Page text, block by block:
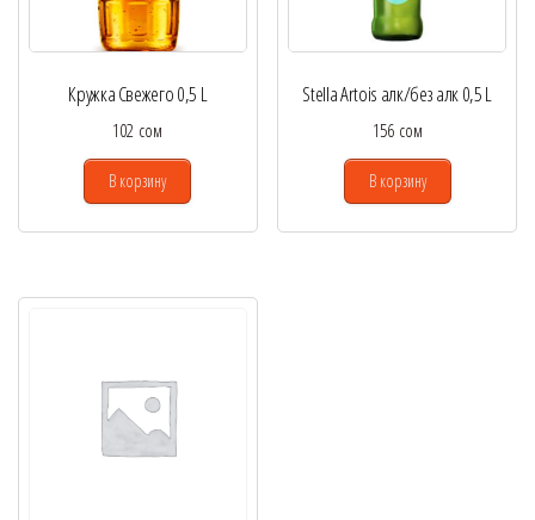
Кружка Свежего 0,5 L
102 сом
В корзину
Stella Artois алк/без алк 0,5 L
156 сом
В корзину